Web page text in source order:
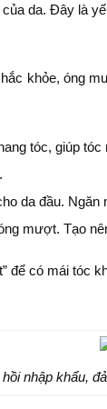
da. Đây là
khỏe, óng
tóc, giúp
da đầu.
mượt. Tạo
để có mái tóc
nhập khẩu,